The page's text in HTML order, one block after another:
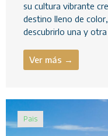
su cultura vibrante
destino lleno de
descubrirlo una y
Ver más →
Pais